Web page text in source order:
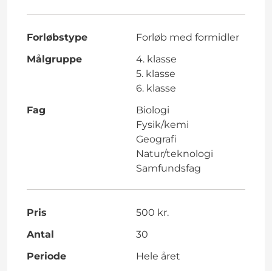
Forløbstype
Forløb med formidler
Målgruppe
4. klasse
5. klasse
6. klasse
Fag
Biologi
Fysik/kemi
Geografi
Natur/teknologi
Samfundsfag
Pris
500 kr.
Antal
30
Periode
Hele året